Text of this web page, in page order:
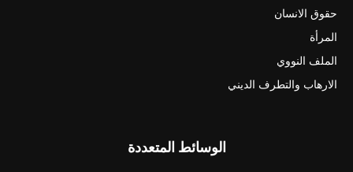
حقوق الانسان
المرأة
الملف النووي
الارهاب والتطرف الديني
الوسائط المتعددة